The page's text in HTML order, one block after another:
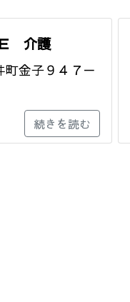
介護
町金子９４７－
続きを読む